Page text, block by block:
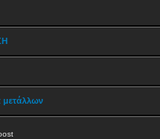
μετάλλων